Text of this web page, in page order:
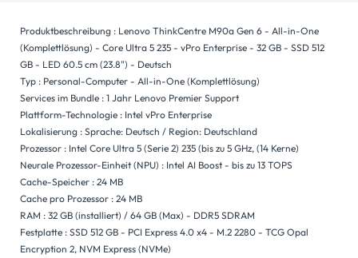
Produktbeschreibung : Lenovo ThinkCentre M90a Gen 6 - All-in-One
(Komplettlösung) - Core Ultra 5 235 - vPro Enterprise - 32 GB - SSD 512
GB - LED 60.5 cm (23.8") - Deutsch
Typ : Personal-Computer - All-in-One (Komplettlösung)
Services im Bundle : 1 Jahr Lenovo Premier Support
Plattform-Technologie : Intel vPro Enterprise
Lokalisierung : Sprache: Deutsch / Region: Deutschland
Prozessor : Intel Core Ultra 5 (Serie 2) 235 (bis zu 5 GHz, (14 Kerne)
Neurale Prozessor-Einheit (NPU) : Intel AI Boost - bis zu 13 TOPS
Cache-Speicher : 24 MB
Cache pro Prozessor : 24 MB
RAM : 32 GB (installiert) / 64 GB (Max) - DDR5 SDRAM
Festplatte : SSD 512 GB - PCI Express 4.0 x4 - M.2 2280 - TCG Opal
Encryption 2, NVM Express (NVMe)